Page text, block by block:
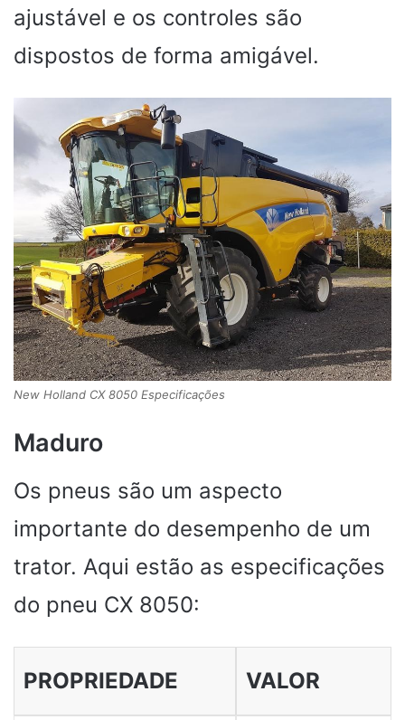
ajustável e os controles são
dispostos de forma amigável.
New Holland CX 8050 Especificações
Maduro
Os pneus são um aspecto
importante do desempenho de um
trator. Aqui estão as especificações
do pneu CX 8050:
PROPRIEDADE VALOR